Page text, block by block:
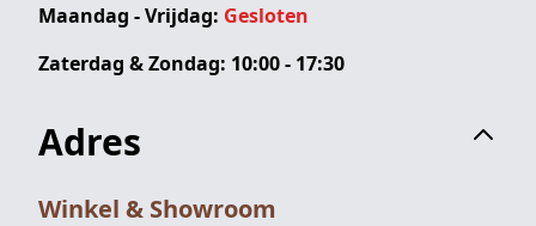
Maandag - Vrijdag: Gesloten
Zaterdag & Zondag: 10:00 - 17:30
Adres
Winkel & Showroom